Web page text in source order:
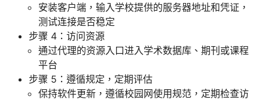
安装客户端，输入学校提供的服务器地址和凭证，
测试连接是否稳定
步骤 4：访问资源
通过代理的资源入口进入学术数据库、期刊或课程
平台
步骤 5：遵循规定，定期评估
保持软件更新，遵循校园网使用规范，定期检查访